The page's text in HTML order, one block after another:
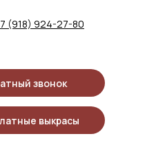
(918) 924-27-80
звонок
выкрасы